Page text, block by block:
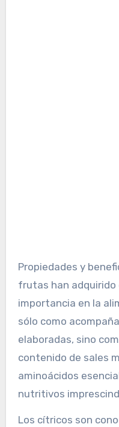
Propiedades y beneficios de los cítricos. Las
frutas han adquirido
importancia en la
sólo como
elaboradas, sino
contenido de sales
aminoácidos
nutritivos
Los cítricos son